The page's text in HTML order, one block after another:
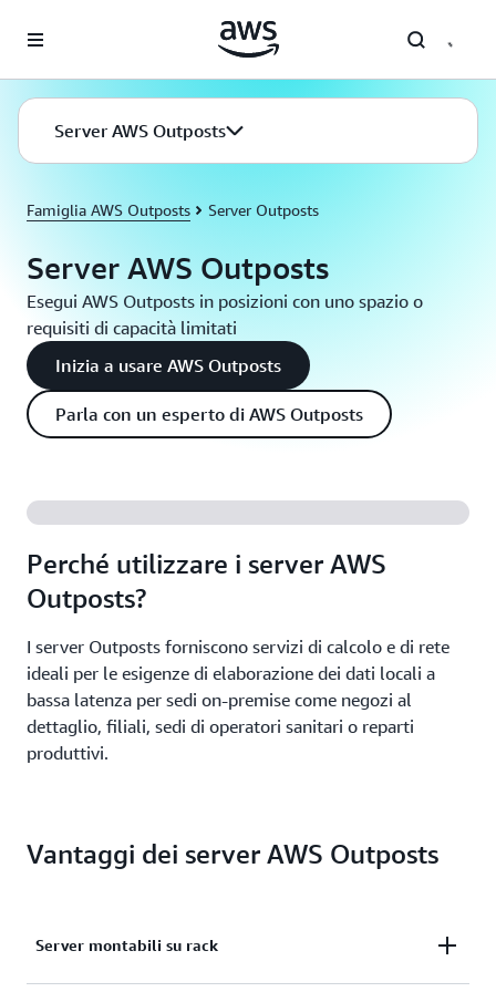
Server AWS Outposts
Famiglia AWS Outposts Server Outposts
Server AWS Outposts
Esegui AWS Outposts in posizioni con uno spazio o
requisiti di capacità limitati
Inizia a usare AWS Outposts
Parla con un esperto di AWS Outposts
Perché utilizzare i server AWS
Outposts?
I server Outposts forniscono servizi di calcolo e di rete
ideali per le esigenze di elaborazione dei dati locali a
bassa latenza per sedi on-premise come negozi al
dettaglio, filiali, sedi di operatori sanitari o reparti
produttivi.
Vantaggi dei server AWS Outposts
Server montabili su rack